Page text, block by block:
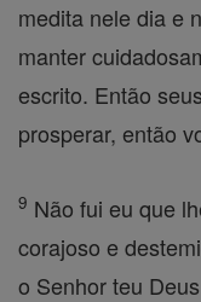
medita nele dia e
manter
escrito. Então
prosperar, então
9 Não fui eu que
corajoso e
o Senhor teu